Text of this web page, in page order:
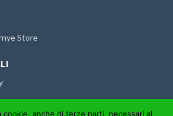
Store
anche di terze parti, necessari al